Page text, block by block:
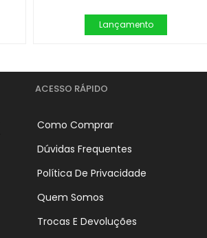
Lançamento
ACESSO RÁPIDO
Como Comprar
Dúvidas Frequentes
Política De Privacidade
Quem Somos
Trocas E Devoluções